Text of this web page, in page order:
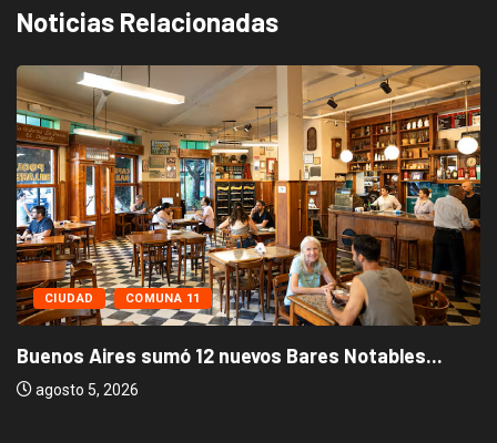
Noticias Relacionadas
Notables... CIUDAD NOTICIAS DESTACADAS